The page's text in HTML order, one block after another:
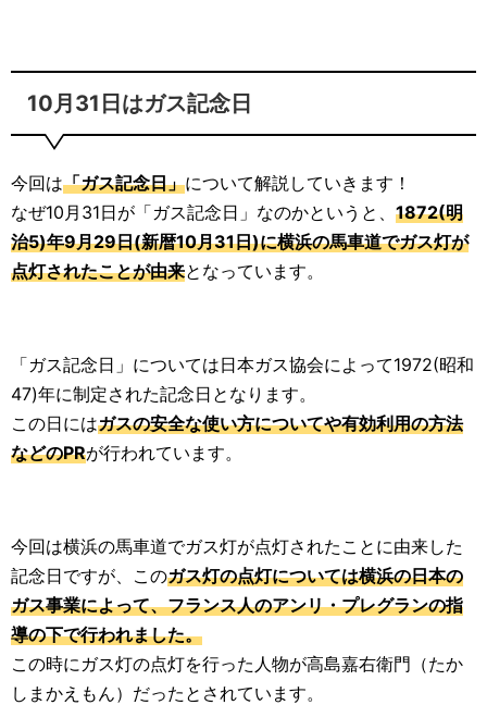
10月31日はガス記念日
今回は「ガス記念日」について解説していきます！
なぜ10月31日が「ガス記念日」なのかというと、 1872(明
治5)年9月29日(新暦10月31日)に横浜の馬車道でガス灯が
点灯されたことが由来となっています。
「ガス記念日」については日本ガス協会によって1972(昭和
47)年に制定された記念日となります。
この日にはガスの安全な使い方についてや有効利用の方法
などのPRが行われています。
今回は横浜の馬車道でガス灯が点灯されたことに由来した
記念日ですが、このガス灯の点灯については横浜の日本の
ガス事業によって、フランス人のアンリ・プレグランの指
導の下で行われました。
この時にガス灯の点灯を行った人物が高島嘉右衛門（たか
しまかえもん）だったとされています。